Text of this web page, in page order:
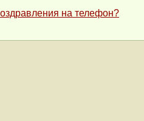
на телефон?